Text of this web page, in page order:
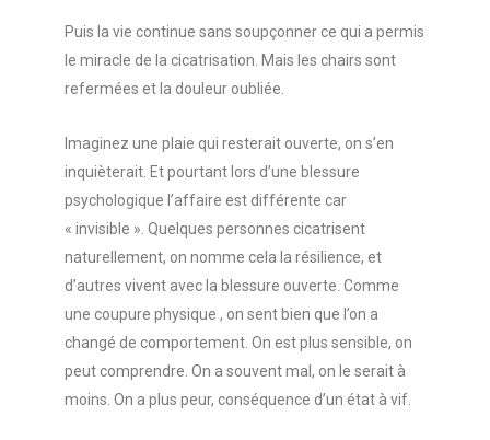
Puis la vie continue sans soupçonner ce qui a permis
le miracle de la cicatrisation. Mais les chairs sont
refermées et la douleur oubliée.
Imaginez une plaie qui resterait ouverte, on s’en
inquièterait. Et pourtant lors d’une blessure
psychologique l’affaire est différente car
« invisible ». Quelques personnes cicatrisent
naturellement, on nomme cela la résilience, et
d’autres vivent avec la blessure ouverte. Comme
une coupure physique , on sent bien que l’on a
changé de comportement. On est plus sensible, on
peut comprendre. On a souvent mal, on le serait à
moins. On a plus peur, conséquence d’un état à vif.